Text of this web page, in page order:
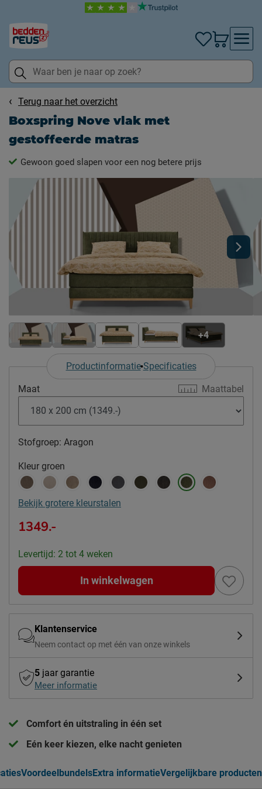
Terug naar het overzicht
Boxspring Nove vlak met
gestoffeerde matras
Gewoon goed slapen voor een nog betere prijs
+4
Productinformatie Specificaties
Maattabel
Maat
Stofgroep: Aragon
Kleur groen
Bekijk grotere kleurstalen
1349.-
Levertijd: 2 tot 4 weken
In winkelwagen
Klantenservice
Neem contact op met één van onze winkels
5 jaar garantie
Meer informatie
Comfort én uitstraling in één set
Eén keer kiezen, elke nacht genieten
VoordeelbundelsExtra informatieVergelijkbare producten